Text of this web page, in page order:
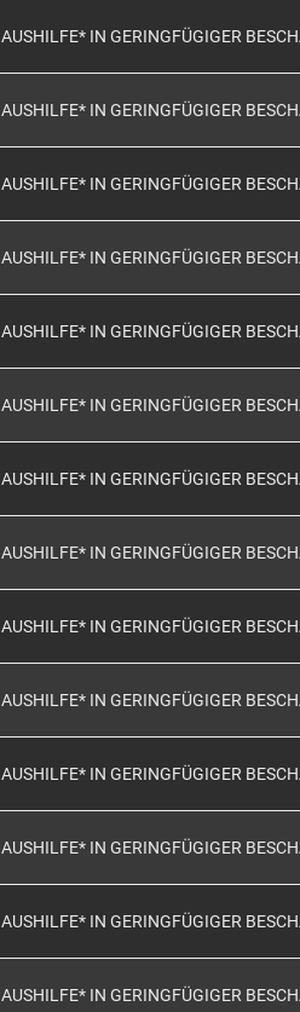
AUSHILFE* IN GERINGFÜGIGER
AUSHILFE* IN GERINGFÜGIGER
AUSHILFE* IN GERINGFÜGIGER
AUSHILFE* IN GERINGFÜGIGER
AUSHILFE* IN GERINGFÜGIGER
AUSHILFE* IN GERINGFÜGIGER
AUSHILFE* IN GERINGFÜGIGER
AUSHILFE* IN GERINGFÜGIGER
AUSHILFE* IN GERINGFÜGIGER
AUSHILFE* IN GERINGFÜGIGER
AUSHILFE* IN GERINGFÜGIGER
AUSHILFE* IN GERINGFÜGIGER
AUSHILFE* IN GERINGFÜGIGER
AUSHILFE* IN GERINGFÜGIGER